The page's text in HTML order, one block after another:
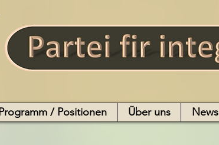
Programm / Positionen Über uns News